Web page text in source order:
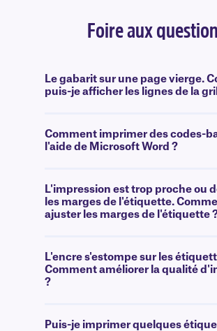
Foire aux
Le gabarit sur une page vierge.
puis-je afficher les lignes de la
Comment imprimer des codes-
l'aide de Microsoft Word ?
L'impression est trop proche ou
les marges de l'étiquette.
ajuster les marges de l'étiquette
L'encre s'estompe sur les
Comment améliorer la qualité
?
Puis-je imprimer quelques